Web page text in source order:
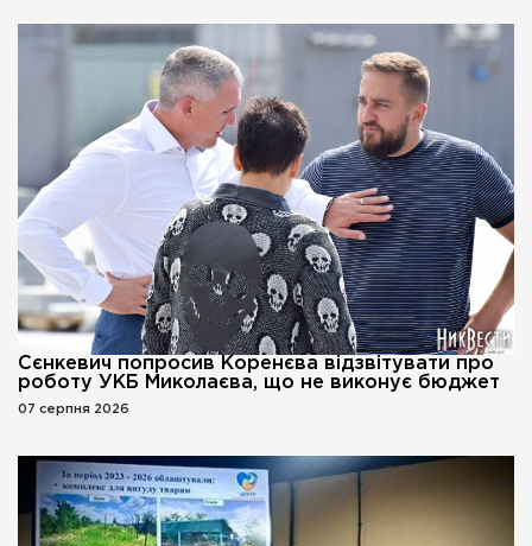
Сєнкевич попросив Коренєва відзвітувати про
роботу УКБ Миколаєва, що не виконує бюджет
07 серпня 2026